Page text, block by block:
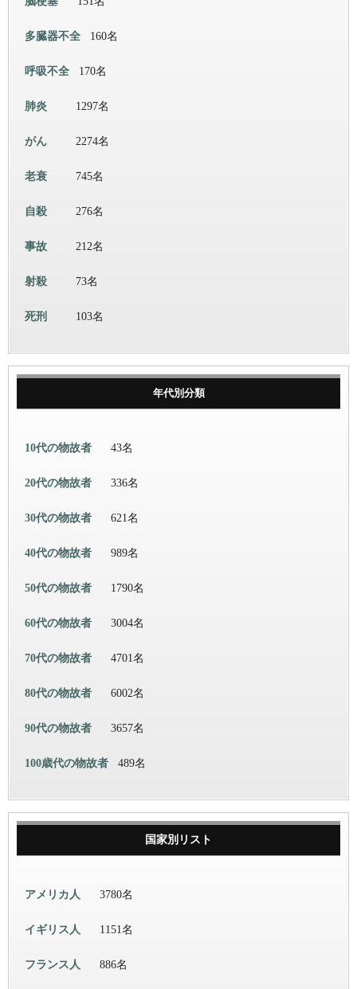
多臓器不全 160名
呼吸不全 170名
肺炎 1297名
がん 2274名
老衰 745名
自殺 276名
事故 212名
射殺 73名
死刑 103名
年代別分類
10代の物故者 43名
20代の物故者 336名
30代の物故者 621名
40代の物故者 989名
50代の物故者 1790名
60代の物故者 3004名
70代の物故者 4701名
80代の物故者 6002名
90代の物故者 3657名
100歳代の物故者 489名
国家別リスト
アメリカ人 3780名
イギリス人 1151名
フランス人 886名